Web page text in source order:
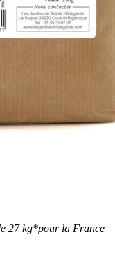
27 kg*pour la France